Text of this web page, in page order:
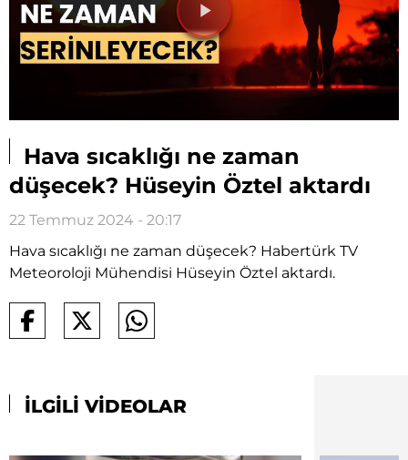
Videoyu
Oynat
Hava sıcaklığı ne zaman
düşecek? Hüseyin Öztel aktardı
22 Temmuz 2024 - 20:17
Hava sıcaklığı ne zaman düşecek? Habertürk TV
Meteoroloji Mühendisi Hüseyin Öztel aktardı.
İLGİLİ VİDEOLAR